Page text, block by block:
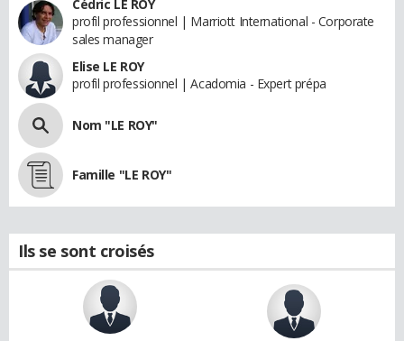
Cédric LE ROY
profil professionnel | Marriott International - Corporate
sales manager
Elise LE ROY
profil professionnel | Acadomia - Expert prépa
Nom "LE ROY"
Famille "LE ROY"
Ils se sont croisés